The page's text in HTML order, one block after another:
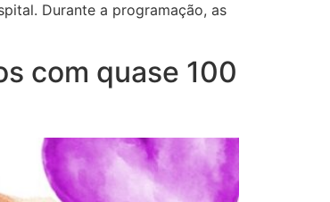
Durante a programação, as
com quase 100